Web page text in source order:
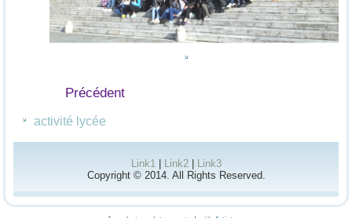
Précédent
activité lycée
Link1 | Link2| Link3
Copyright © 2014. All Rights Reserved.